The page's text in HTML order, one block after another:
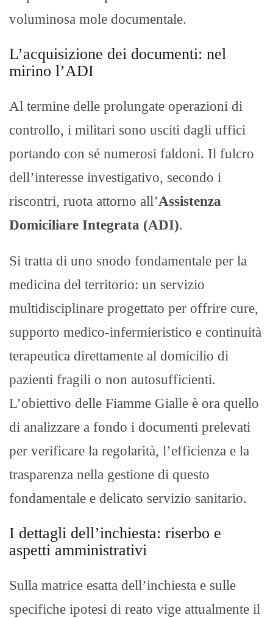
voluminosa mole documentale.
L’acquisizione dei documenti: nel
mirino l’ADI
Al termine delle prolungate operazioni di
controllo, i militari sono usciti dagli uffici
portando con sé numerosi faldoni. Il fulcro
dell’interesse investigativo, secondo i
riscontri, ruota attorno all’Assistenza
Domiciliare Integrata (ADI).
Si tratta di uno snodo fondamentale per la
medicina del territorio: un servizio
multidisciplinare progettato per offrire cure,
supporto medico-infermieristico e continuità
terapeutica direttamente al domicilio di
pazienti fragili o non autosufficienti.
L’obiettivo delle Fiamme Gialle è ora quello
di analizzare a fondo i documenti prelevati
per verificare la regolarità, l’efficienza e la
trasparenza nella gestione di questo
fondamentale e delicato servizio sanitario.
I dettagli dell’inchiesta: riserbo e
aspetti amministrativi
Sulla matrice esatta dell’inchiesta e sulle
specifiche ipotesi di reato vige attualmente il